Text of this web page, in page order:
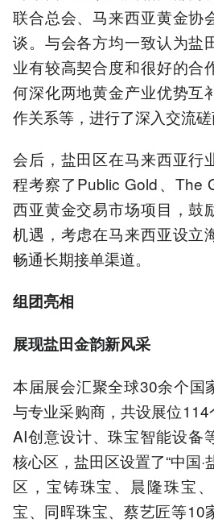
联合总会、马来西亚黄金协
谈。与会各方均一致认为盐
业有较高契合度和很好的合
何深化两地黄金产业优势互
作关系等，进行了深入交流磋
会后，盐田区在马来西亚行
程考察了Public Gold、The
西亚黄金交易市场项目，鼓
机遇，考虑在马来西亚设立
畅通长期接单渠道。
组团亮相
展现盐田金韵新风采
本届展会汇聚全球30余个国
与专业采购商，共设展位114
AI创意设计、珠宝智能设备
核心区，盐田区设置了“中国·
区，宝铸珠宝、晨隆珠宝
宝、同晖珠宝、蔡艺匠等10